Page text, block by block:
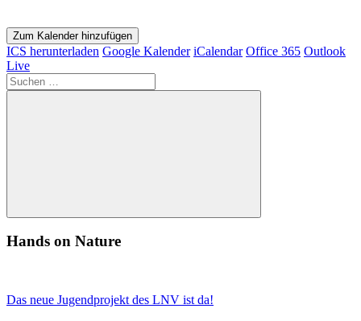
Zum Kalender hinzufügen
ICS herunterladen Google Kalender iCalendar Office 365 Outlook
Live
Suchen
nach:
Suchen
Hands on Nature
Das neue Jugendprojekt des LNV ist da!